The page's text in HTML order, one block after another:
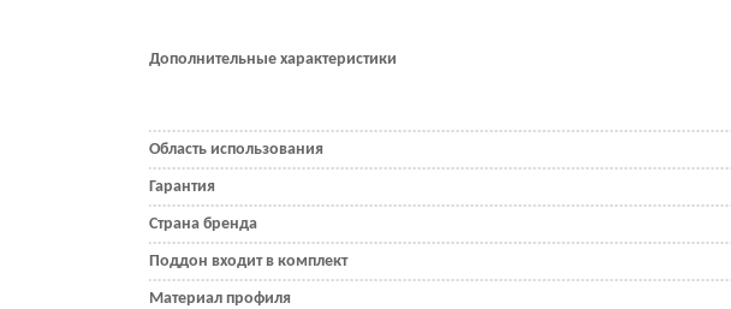
Дополнительные характеристики
Область использования
Гарантия
Страна бренда
Поддон входит в комплект
Материал профиля